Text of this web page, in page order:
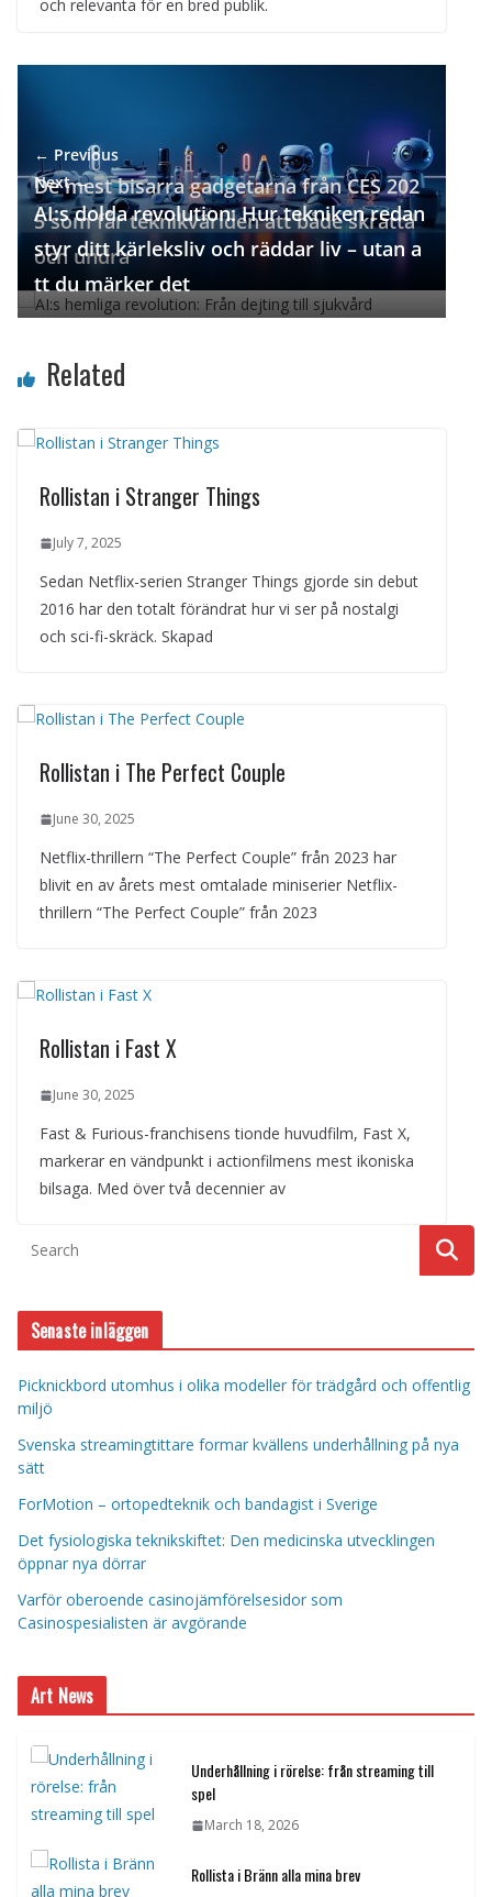
och relevanta för en bred publik.
← Previous
De mest bisarra gadgetarna från CES 202
5 som får teknikvärlden att både skratta
och undra
Next →
AI:s dolda revolution: Hur tekniken redan
styr ditt kärleksliv och räddar liv – utan a
tt du märker det
Related
Rollistan i Stranger Things
July 7, 2025
Sedan Netflix-serien Stranger Things gjorde sin debut
2016 har den totalt förändrat hur vi ser på nostalgi
och sci-fi-skräck. Skapad
Rollistan i The Perfect Couple
June 30, 2025
Netflix-thrillern “The Perfect Couple” från 2023 har
blivit en av årets mest omtalade miniserier Netflix-
thrillern “The Perfect Couple” från 2023
Rollistan i Fast X
June 30, 2025
Fast & Furious-franchisens tionde huvudfilm, Fast X,
markerar en vändpunkt i actionfilmens mest ikoniska
bilsaga. Med över två decennier av
Senaste inläggen
Picknickbord utomhus i olika modeller för trädgård och offentlig
miljö
Svenska streamingtittare formar kvällens underhållning på nya
sätt
ForMotion – ortopedteknik och bandagist i Sverige
Det fysiologiska teknikskiftet: Den medicinska utvecklingen
öppnar nya dörrar
Varför oberoende casinojämförelsesidor som
Casinospesialisten är avgörande
Art News
Underhållning i rörelse: från streaming till
spel
March 18, 2026
Rollista i Bränn alla mina brev